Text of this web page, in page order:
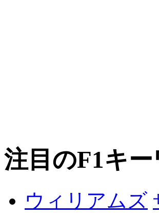
注目のF1キー
ウィリアムズ